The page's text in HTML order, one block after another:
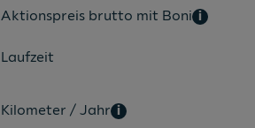
Ladeboden variabel
LED-
Aktionspreis brutto mit Boni i
Laufzeit
Kilometer / Jahr i